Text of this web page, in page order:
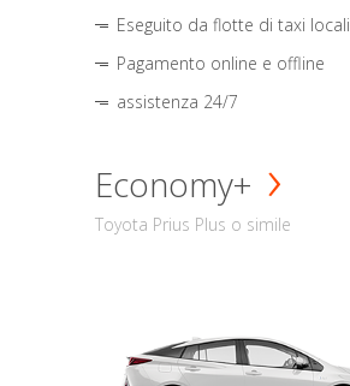
Eseguito da flotte di taxi locali
Pagamento online e offline
assistenza 24/7
Economy+
Toyota Prius Plus o simile